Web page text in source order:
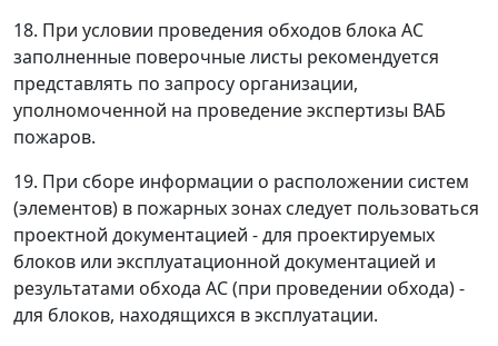
18. При условии проведения обходов блока АС
заполненные поверочные листы рекомендуется
представлять по запросу организации,
уполномоченной на проведение экспертизы ВАБ
пожаров.
19. При сборе информации о расположении систем
(элементов) в пожарных зонах следует пользоваться
проектной документацией - для проектируемых
блоков или эксплуатационной документацией и
результатами обхода АС (при проведении обхода) -
для блоков, находящихся в эксплуатации.